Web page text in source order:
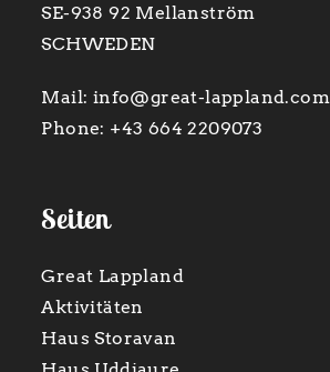
SE-938 92 Mellanström
SCHWEDEN
Mail: info@great-lappland.com
Phone: +43 664 2209073
Seiten
Great Lappland
Aktivitäten
Haus Storavan